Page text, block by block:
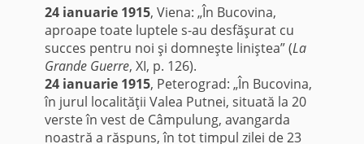
24 ianuarie 1915, Viena: „În Bucovina,
aproape toate luptele s-au desfăşurat cu
succes pentru noi şi domneşte liniştea” (La
Grande Guerre, XI, p. 126).
24 ianuarie 1915, Peterograd: „În Bucovina,
în jurul localităţii Valea Putnei, situată la 20
verste în vest de Câmpulung, avangarda
noastră a răspuns, în tot timpul zilei de 23